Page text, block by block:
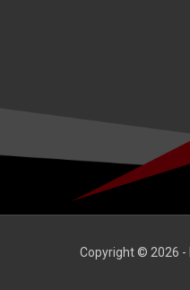
Copyright © 2026 -